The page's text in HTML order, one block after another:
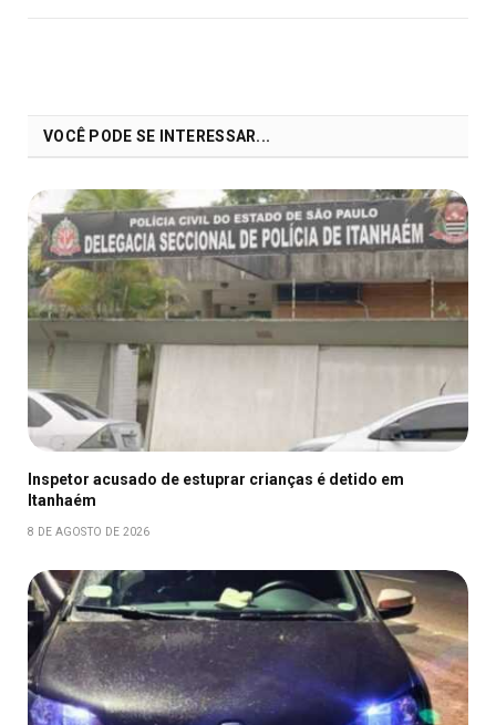
VOCÊ PODE SE INTERESSAR...
Inspetor acusado de estuprar crianças é detido em
Itanhaém
8 DE AGOSTO DE 2026